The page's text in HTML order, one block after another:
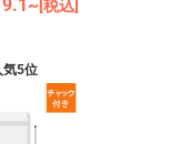
[税込]
気5位